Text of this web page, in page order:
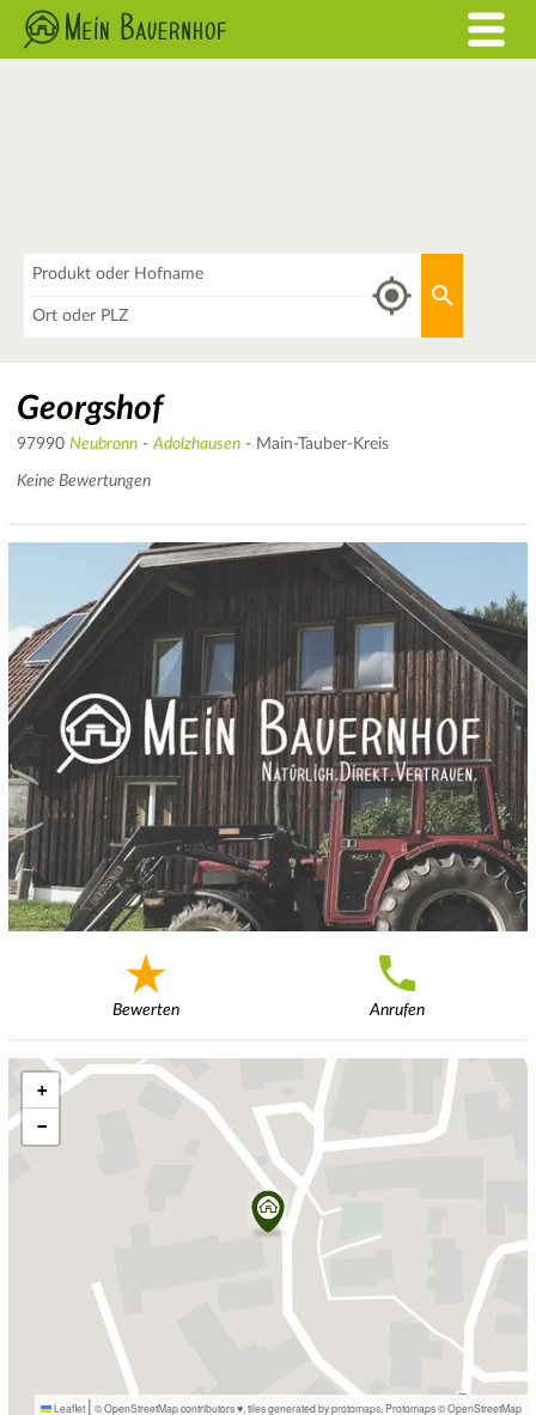
Georgshof
97990 Neubronn -Adolzhausen - Main-Tauber-Kreis
Keine Bewertungen
Bewerten Anrufen
+
−
Leaflet | © OpenStreetMap contributors ♥, tiles generated by protomaps Protomaps©OpenStreetMap